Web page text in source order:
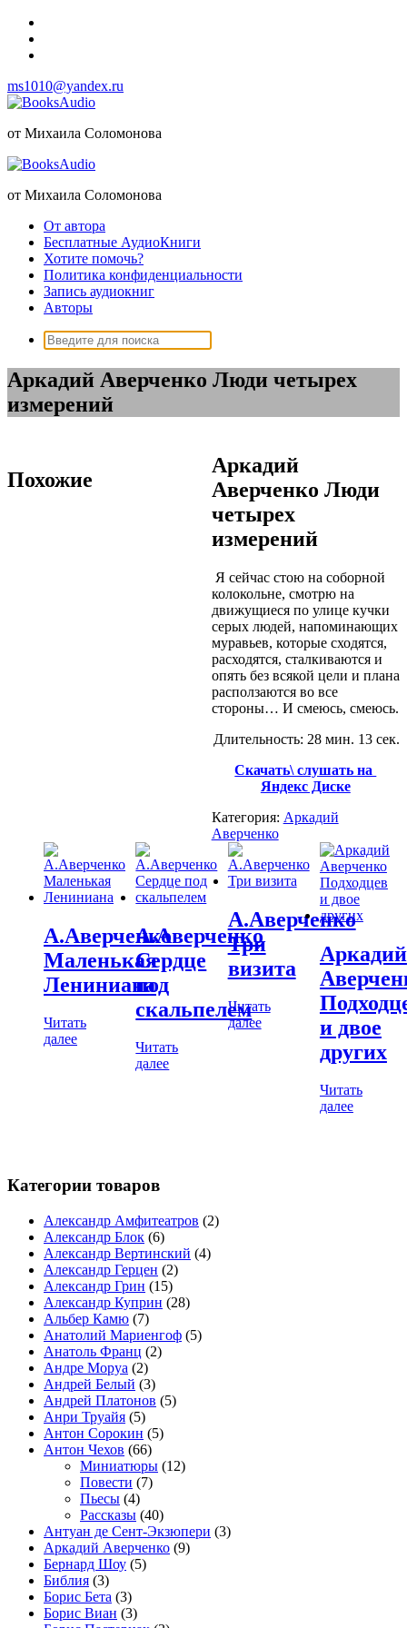
Перейти
содержимому
ms1010@yandex.ru
от Михаила Соломонова
от Михаила Соломонова
От автора
Бесплатные АудиоКниги
Хотите помочь?
Политика конфиденциальности
Запись аудиокниг
Авторы
Поиск:
Аркадий Аверченко Люди четырех
измерений
Аркадий
Аверченко Люди
четырех
измерений
Я сейчас стою на соборной
колокольне, смотрю на
движущиеся по улице кучки
серых людей, напоминающих
муравьев, которые сходятся,
расходятся, сталкиваются и
опять без всякой цели и плана
расползаются во все
стороны… И смеюсь, смеюсь.
Длительность: 28 мин. 13 сек.
Скачать\ слушать на
Яндекс Диске
Категория: Аркадий
Аверченко
Похожие
А.Аверченко
Маленькая
Лениниана
Читать
далее
А.Аверченко
Сердце
под
скальпелем
Читать
далее
А.Аверченко
Три
визита
Читать
далее
Аркадий
и двое
других
Читать
далее
Категории товаров
Александр Амфитеатров (2)
Александр Блок (6)
Александр Вертинский (4)
Александр Герцен (2)
Александр Грин (15)
Александр Куприн (28)
Альбер Камю (7)
Анатолий Мариенгоф (5)
Анатоль Франц (2)
Андре Моруа (2)
Андрей Белый (3)
Андрей Платонов (5)
Анри Труайя (5)
Антон Сорокин (5)
Антон Чехов (66)
Миниатюры (12)
Повести (7)
Пьесы (4)
Рассказы (40)
Антуан де Сент-Экзюпери (3)
Аркадий Аверченко (9)
Бернард Шоу (5)
Библия (3)
Борис Бета (3)
Борис Виан (3)